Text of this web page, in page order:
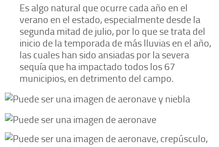
Es algo natural que ocurre cada año en el
verano en el estado, especialmente desde la
segunda mitad de julio, por lo que se trata del
inicio de la temporada de más lluvias en el año,
las cuales han sido ansiadas por la severa
sequía que ha impactado todos los 67
municipios, en detrimento del campo.